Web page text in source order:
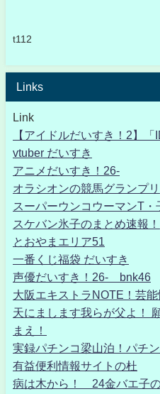
t112
Links
Link
【アイドルだいすき！2】「
vtuber だいすき
アニメだいすき！26-
オラシオンの競馬グランプリ
スーパーウンコウーマンT・
スケバン氷子のまとめ速報！
とおやまエリア51
一番くじ福袋 だいすき
声優だいすき！26- bnk46
大阪エキストラNOTE！芸能
天にまします我らが父よ！
まえ！
実録パチンコ梁山泊！パチ
有益便利情報サイトの杜
病は木から！ 24金バエ子